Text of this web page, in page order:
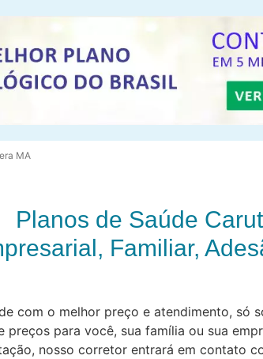
MA
Planos de Saúde
Familiar,
com o melhor preço e atendimento,
para você, sua família ou sua
nosso corretor entrará em contato